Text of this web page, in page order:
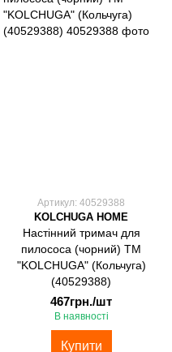
Артикул: 40529388
KOLCHUGA HOME
Настінний тримач для
пилососа (чорний) ТМ
"KOLCHUGA" (Кольчуга)
(40529388)
467грн./шт
В наявності
Купити